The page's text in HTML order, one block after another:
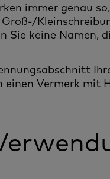
immer genau
Sie keine Namen,
Vermerk mit